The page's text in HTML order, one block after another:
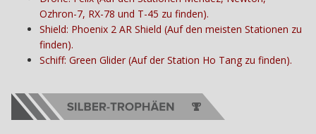
Ozhron-7, RX-78 und T-45 zu finden).
Shield: Phoenix 2 AR Shield (Auf den meisten Stationen zu
finden).
Schiff: Green Glider (Auf der Station Ho Tang zu finden).